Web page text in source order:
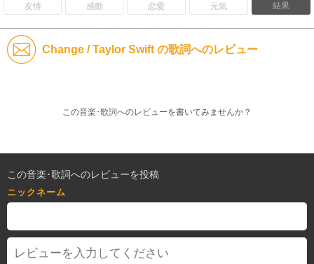
友情 感動 恋愛 元気 結果
Change / Taylor Swift の歌詞へのレビュー
この音楽･歌詞へのレビューを書いてみませんか？
この音楽･歌詞へのレビューを投稿
ニックネーム